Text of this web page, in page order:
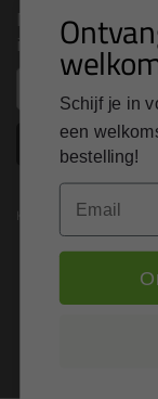
Nieuws, tips en
inbox
Kitcentrum is trots op:
Schijf je in
een
bestelling!
Email